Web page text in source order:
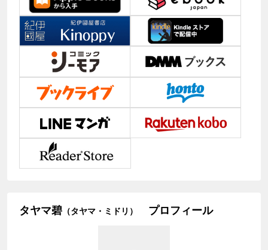
タヤマ碧 （タヤマ・ミドリ） プロフィール